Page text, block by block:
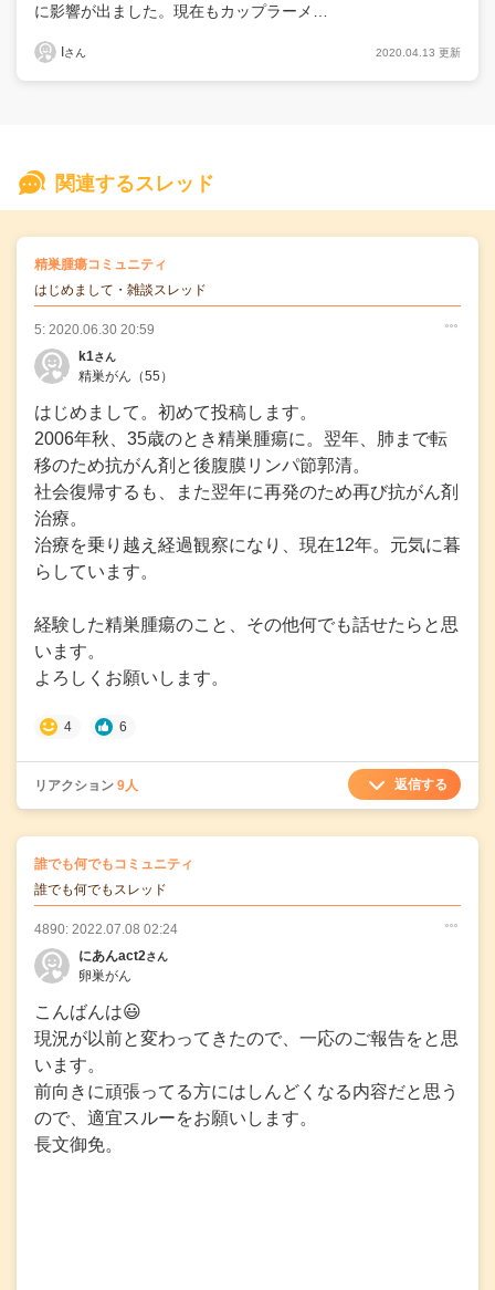
に影響が出ました。現在もカップラーメ…
さん 2020.04.13 更新
関連するスレッド
精巣腫瘍コミュニティ
はじめまして・雑談スレッド
○ ○ ○
5: 2020.06.30 20:59
k1さん
精巣がん （55）
はじめまして。初めて投稿します。
2006年秋、35歳のとき精巣腫瘍に。翌年、肺まで転
移のため抗がん剤と後腹膜リンパ節郭清。
社会復帰するも、また翌年に再発のため再び抗がん剤
治療。
治療を乗り越え経過観察になり、現在12年。元気に暮
らしています。
経験した精巣腫瘍のこと、その他何でも話せたらと思
います。
よろしくお願いします。
4 6
リアクション 9人 返信する
誰でも何でもコミュニティ
誰でも何でもスレッド
○ ○ ○
4890: 2022.07.08 02:24
にあんact2さん
卵巣がん
こんばんは😃
現況が以前と変わってきたので、一応のご報告をと思
います。
前向きに頑張ってる方にはしんどくなる内容だと思う
ので、適宜スルーをお願いします。
長文御免。